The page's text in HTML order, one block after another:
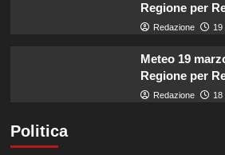
Regione per
Redazione 19
Meteo 19
Regione per
Redazione 18
Politica